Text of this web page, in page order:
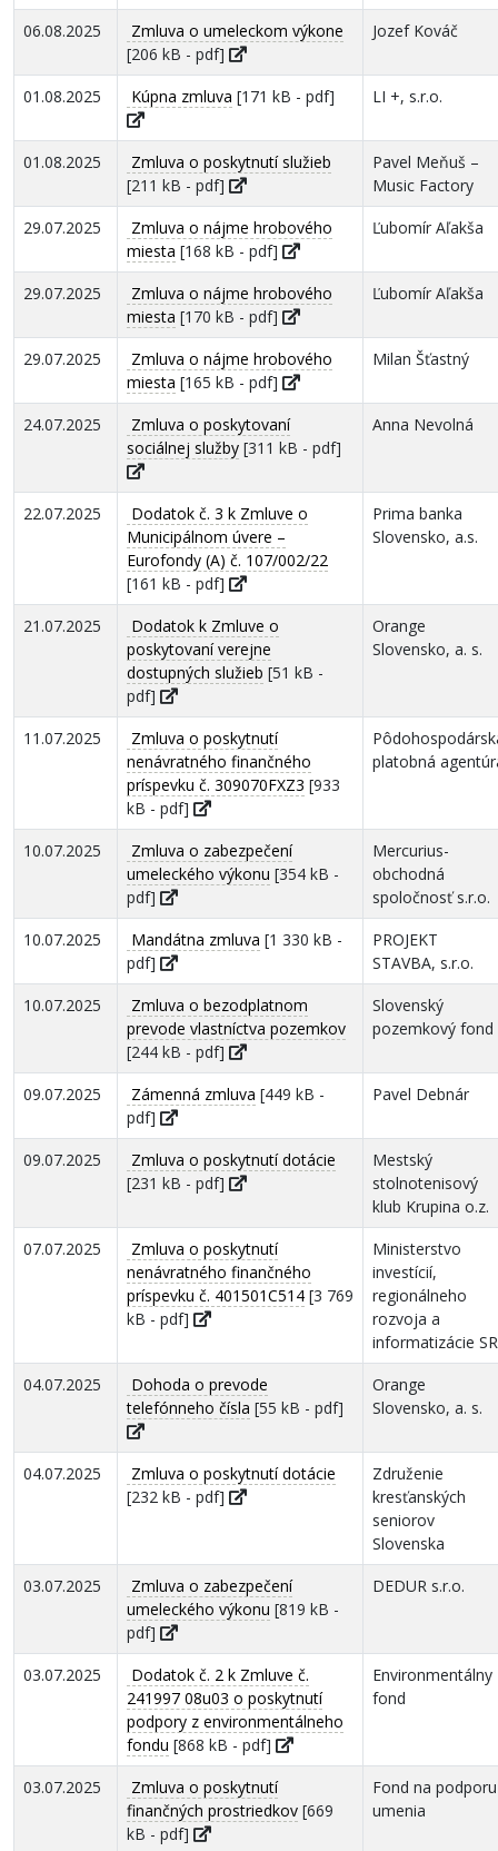
06.08.2025
Zmluva o umeleckom výkone
[206 kB - pdf]
Jozef Kováč
01.08.2025 Kúpna zmluva [171 kB - pdf] LI +, s.r.o.
01.08.2025
Zmluva o poskytnutí služieb
[211 kB - pdf]
Pavel Meňuš –
Music Factory
29.07.2025
Zmluva o nájme hrobového
miesta [168 kB - pdf]
Ľubomír Aľakša
29.07.2025
Zmluva o nájme hrobového
miesta [170 kB - pdf]
Ľubomír Aľakša
29.07.2025
Zmluva o nájme hrobového
miesta [165 kB - pdf]
Milan Šťastný
24.07.2025
Zmluva o poskytovaní
sociálnej služby [311 kB - pdf]
Anna Nevolná
22.07.2025
Dodatok č. 3 k Zmluve o
Municipálnom úvere –
Eurofondy (A) č. 107/002/22
[161 kB - pdf]
Prima banka
Slovensko, a.s.
21.07.2025
Dodatok k Zmluve o
poskytovaní verejne
dostupných služieb [51 kB -
pdf]
Orange
Slovensko, a. s.
11.07.2025
Zmluva o poskytnutí
nenávratného finančného
príspevku č. 309070FXZ3 [933
kB - pdf]
platobná
10.07.2025
Zmluva o zabezpečení
umeleckého výkonu [354 kB -
pdf]
Mercurius-
obchodná
spoločnosť s.r.o.
10.07.2025
Mandátna zmluva [1 330 kB -
pdf]
PROJEKT
STAVBA, s.r.o.
10.07.2025
Zmluva o bezodplatnom
prevode vlastníctva pozemkov
[244 kB - pdf]
Slovenský
pozemkový fond
09.07.2025 Zámenná zmluva [449 kB -
pdf]
Pavel Debnár
09.07.2025
Zmluva o poskytnutí dotácie
[231 kB - pdf]
Mestský
stolnotenisový
klub Krupina o.z.
07.07.2025
Zmluva o poskytnutí
nenávratného finančného
príspevku č. 401501C514 [3 769
kB - pdf]
Ministerstvo
investícií,
regionálneho
rozvoja a
informatizácie SR
04.07.2025
Dohoda o prevode
telefónneho čísla [55 kB - pdf]
Orange
Slovensko, a. s.
04.07.2025
Zmluva o poskytnutí dotácie
[232 kB - pdf]
Združenie
kresťanských
seniorov
Slovenska
03.07.2025
Zmluva o zabezpečení
umeleckého výkonu [819 kB -
pdf]
DEDUR s.r.o.
03.07.2025
Dodatok č. 2 k Zmluve č.
241997 08u03 o poskytnutí
podpory z environmentálneho
fondu [868 kB - pdf]
Environmentálny
fond
03.07.2025
Zmluva o poskytnutí
finančných prostriedkov [669
kB - pdf]
Fond na podporu
umenia